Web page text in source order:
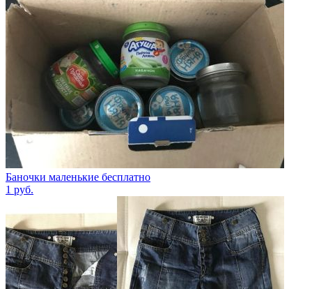
Баночки маленькие бесплатно
1 руб.